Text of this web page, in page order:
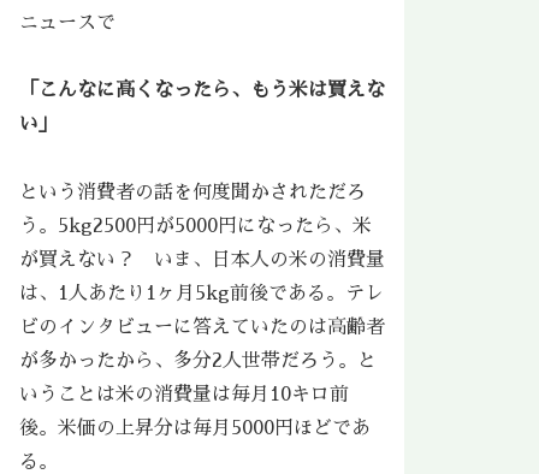
ニュースで
「こんなに高くなったら、もう米は買えな
い」
という消費者の話を何度聞かされただろ
う。5kg2500円が5000円になったら、米
が買えない？ いま、日本人の米の消費量
は、1人あたり1ヶ月5kg前後である。テレ
ビのインタビューに答えていたのは高齢者
が多かったから、多分2人世帯だろう。と
いうことは米の消費量は毎月10キロ前
後。米価の上昇分は毎月5000円ほどであ
る。